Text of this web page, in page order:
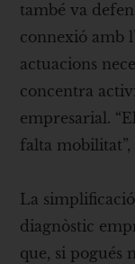
també va
connexió amb
actuacions
concentra
empresarial.
falta
La
diagnòstic
que, si pogués